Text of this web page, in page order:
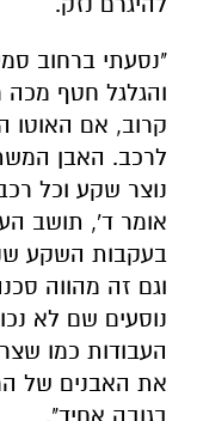
קרוב, אם האוטו
נוצר שקע וכל
אומר ד', תושב
בעקבות השקע
וגם זה מהווה
נוסעים שם לא
העבודות כמו
את האבנים של
בגובה אחיד".